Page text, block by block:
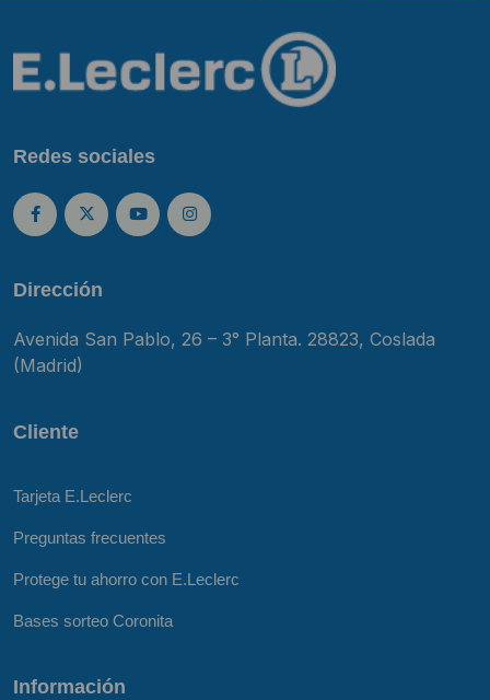
Redes sociales
Dirección
Avenida San Pablo, 26 – 3° Planta. 28823, Coslada
(Madrid)
Cliente
Tarjeta E.Leclerc
Preguntas frecuentes
Protege tu ahorro con E.Leclerc
Bases sorteo Coronita
Información